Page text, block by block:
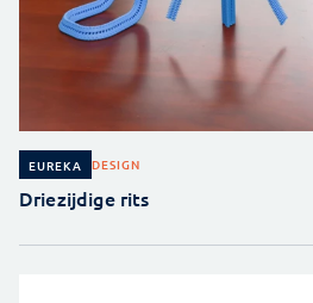
EUREKA DESIGN
Driezijdige rits